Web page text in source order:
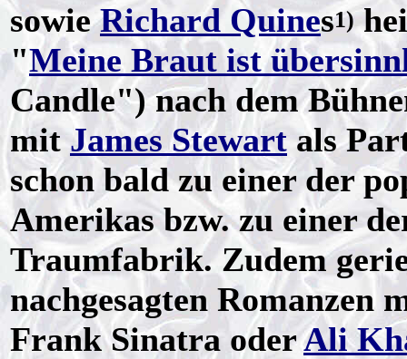
sowieRichard Quines1)
"Meine Braut ist
Candle") nach dem
mitJames Stewart als
schon bald zu einer der
Amerikas bzw. zu einer
Traumfabrik. Zudem
nachgesagten Romanzen
Frank Sinatra oderAli